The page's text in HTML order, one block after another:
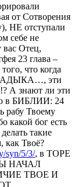
от Сотворения
НЕ отступали
себе не
вас Отец,
23 глава –
что когда
эти
А знают ли эти
в БИБЛИИ: 24
рабу Твоему
какой бог есть
такие
как Твоё?
syn/5/3/, в ТОРЕ
НАЧАЛ
ТВОЕ И